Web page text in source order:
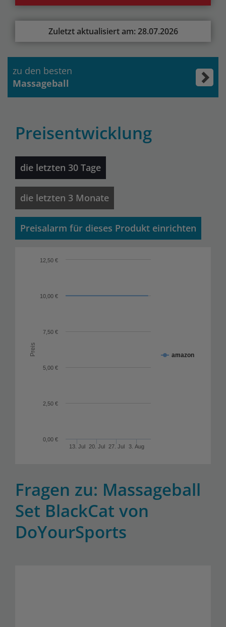
Zuletzt aktualisiert am: 28.07.2026
zu den besten
Massageball
Preisentwicklung
die letzten 30 Tage
die letzten 3 Monate
Preisalarm für dieses Produkt einrichten
Preis amazon
13. Jul 27. Jul
20. Jul 3. Aug
0,00 €
10,00 €
2,50 €
5,00 €
7,50 €
12,50 €
Fragen zu: Massageball
Set BlackCat von
DoYourSports